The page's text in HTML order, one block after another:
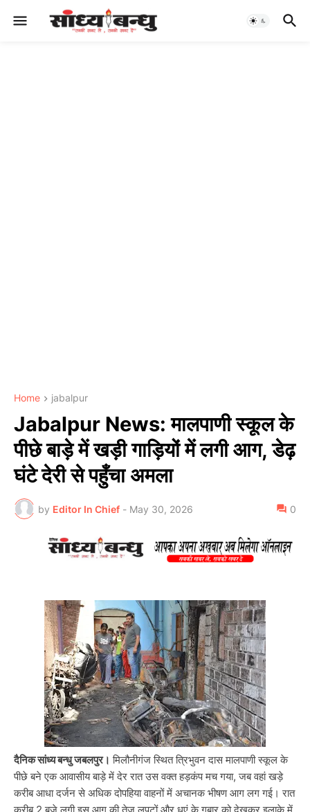
Home jabalpur
Jabalpur News: मालपाणी स्कूल के
पीछे बाड़े में खड़ी गाड़ियों में लगी आग, डेढ़
घंटे देरी से पहुँचा अमला
by Editor In Chief - May 30, 2026 0
दैनिक सांध्य बन्धु जबलपुर। मिलौनीगंज स्थित त्रिभुवन दास मालपाणी स्कूल के
पीछे बने एक आवासीय बाड़े में देर रात उस वक्त हड़कंप मच गया, जब वहां खड़े
करीब आधा दर्जन से अधिक दोपहिया वाहनों में अचानक भीषण आग लग गई। रात